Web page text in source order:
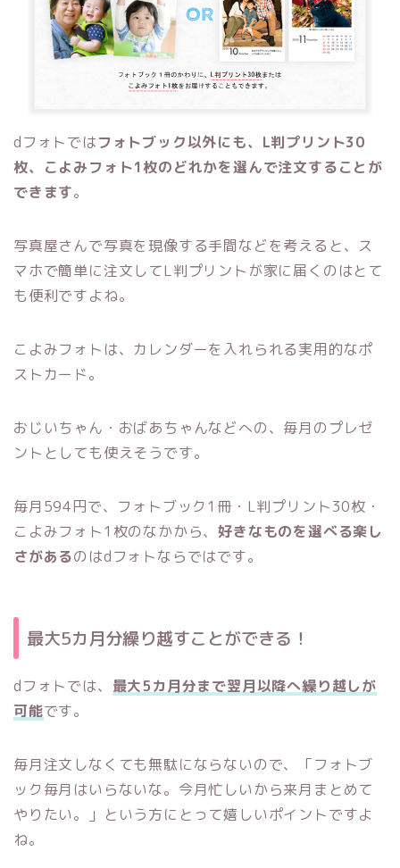
dフォトではフォトブック以外にも、L判プリント30
枚、こよみフォト1枚のどれかを選んで注文することが
できます。
写真屋さんで写真を現像する手間などを考えると、ス
マホで簡単に注文してL判プリントが家に届くのはとて
も便利ですよね。
こよみフォトは、カレンダーを入れられる実用的なポ
ストカード。
おじいちゃん・おばあちゃんなどへの、毎月のプレゼ
ントとしても使えそうです。
毎月594円で、フォトブック1冊・L判プリント30枚・
こよみフォト1枚のなかから、好きなものを選べる楽し
さがあるのはdフォトならではです。
最大5カ月分繰り越すことができる！
dフォトでは、 最大5カ月分まで翌月以降へ繰り越しが
可能です。
毎月注文しなくても無駄にならないので、「フォトブ
ック毎月はいらないな。今月忙しいから来月まとめて
やりたい。」という方にとって嬉しいポイントですよ
ね。